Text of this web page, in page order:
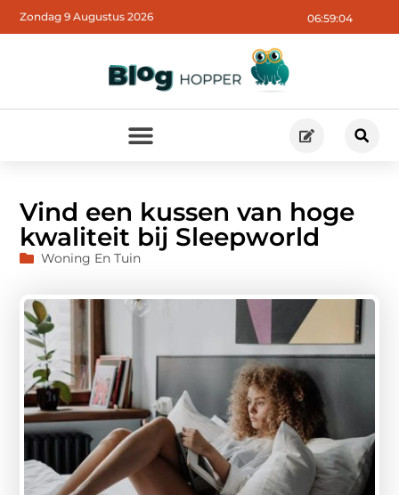
06:59:06
Zondag 9 Augustus 2026
Vind een kussen van hoge
kwaliteit bij Sleepworld
Woning En Tuin